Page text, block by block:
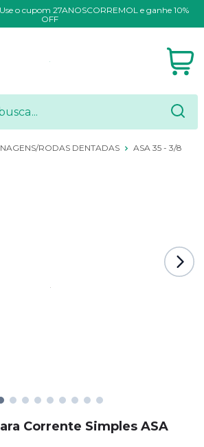
o cupom 27ANOSCORREMOL e ganhe 10%
OFF
RODAS DENTADAS ASA 35 - 3/8
Corrente Simples ASA